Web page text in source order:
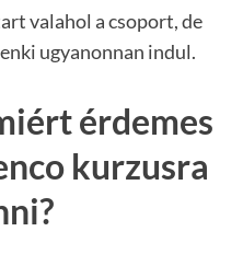
valahol a csoport, de
ugyanonnan indul.
érdemes
kurzusra